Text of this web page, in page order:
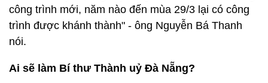
công trình mới, năm nào đến mùa 29/3 lại có công
trình được khánh thành" - ông Nguyễn Bá Thanh
nói.
Ai sẽ làm Bí thư Thành uỷ Đà Nẵng?